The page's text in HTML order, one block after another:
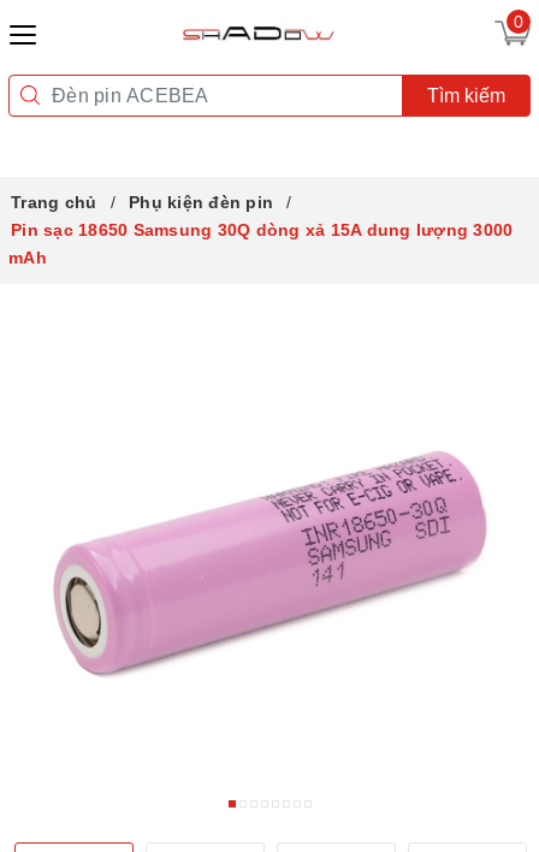
0
Tìm kiếm
Trang chủ
Phụ kiện đèn pin
Pin sạc 18650 Samsung 30Q dòng xả 15A dung lượng 3000
mAh